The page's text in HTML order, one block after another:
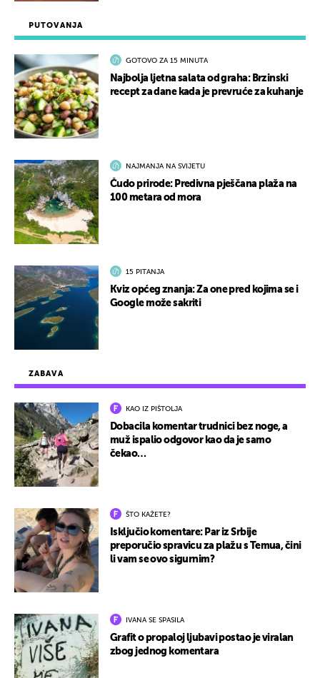
ZABAVA
KAO IZ PIŠTOLJA
Dobacila komentar trudnici bez noge, a
muž ispalio odgovor kao da je samo
čekao…
ŠTO KAŽETE?
Isključio komentare: Par iz Srbije
preporučio spravicu za plažu s Temua, čini
li vam se ovo sigurnim?
IVANA SE SPASILA
Grafit o propaloj ljubavi postao je viralan
zbog jednog komentara
PUTOVANJA
GOTOVO ZA 15 MINUTA
Najbolja ljetna salata od graha: Brzinski
recept za dane kada je prevruće za kuhanje
NAJMANJA NA SVIJETU
Čudo prirode: Predivna pješčana plaža na
100 metara od mora
15 PITANJA
Kviz općeg znanja: Za one pred kojima se i
Google može sakriti